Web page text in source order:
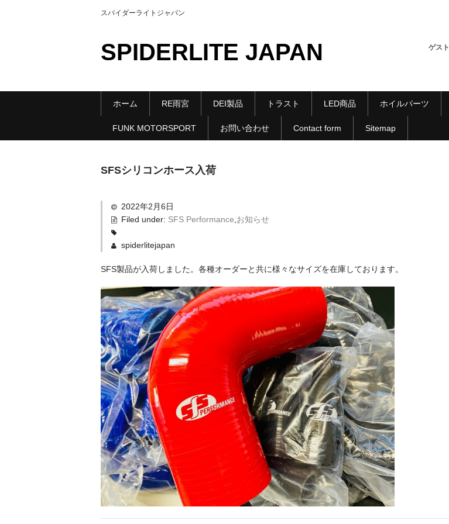
スパイダーライトジャパン
SPIDERLITE JAPAN ゲスト
ホーム RE雨宮 DEI製品 トラスト LED商品 ホイルパーツ
FUNK MOTORSPORT お問い合わせ Contact form Sitemap
SFSシリコンホース入荷
2022年2月6日
Filed under: SFS Performance お知らせ
spiderlitejapan
SFS製品が入荷しました。各種オーダーと共に様々なサイズを在庫しております。